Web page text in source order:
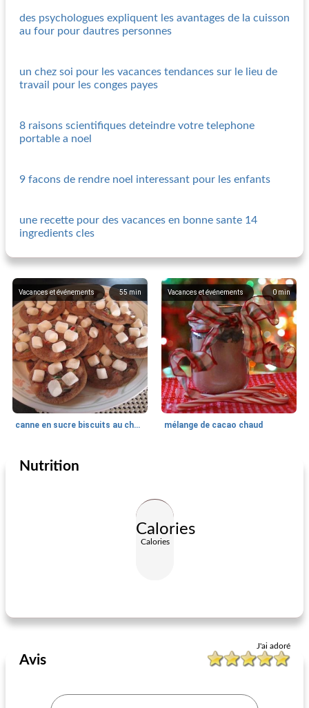
des psychologues expliquent les avantages de la cuisson
au four pour dautres personnes
un chez soi pour les vacances tendances sur le lieu de
travail pour les conges payes
8 raisons scientifiques deteindre votre telephone
portable a noel
9 facons de rendre noel interessant pour les enfants
une recette pour des vacances en bonne sante 14
ingredients cles
55 min
Vacances et événements
canne en sucre biscuits au chocolat chaud
0min
Vacances et événements
mélange de cacao chaud
Vacances et événements
Nutrition
Calories
Calories
J'ai adoré
Avis